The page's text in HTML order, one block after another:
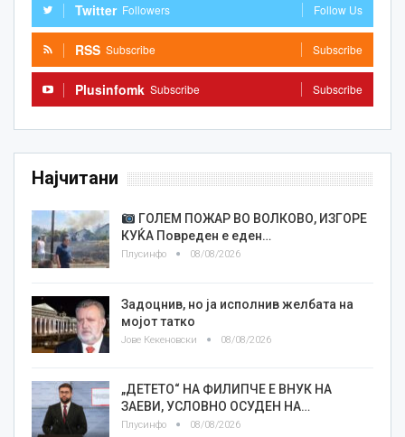
Twitter Followers Follow Us
RSS Subscribe Subscribe
Plusinfomk Subscribe Subscribe
Најчитани
ГОЛЕМ ПОЖАР ВО ВОЛКОВО, ИЗГОРЕ
КУЌА Повреден е еден…
Плусинфо 08/08/2026
Задоцнив, но ја исполнив желбата на
мојот татко
Јове Кекеновски 08/08/2026
„ДЕТЕТО“ НА ФИЛИПЧЕ Е ВНУК НА
ЗАЕВИ, УСЛОВНО ОСУДЕН НА…
Плусинфо 08/08/2026